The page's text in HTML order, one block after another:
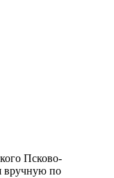
Псково-
вручную по